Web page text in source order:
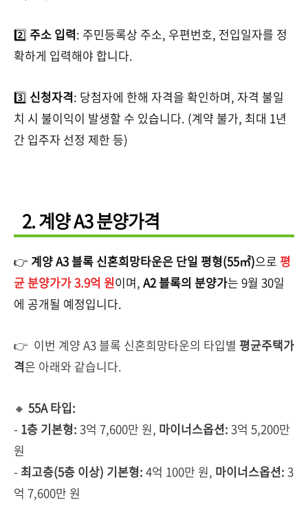
2️⃣ 주소 입력: 주민등록상 주소, 우편번호, 전입일자를 정
확하게 입력해야 합니다.
3️⃣ 신청자격: 당첨자에 한해 자격을 확인하며, 자격 불일
치 시 불이익이 발생할 수 있습니다. (계약 불가, 최대 1년
간 입주자 선정 제한 등)
2. 계양 A3 분양가격
👉 계양 A3 블록 신혼희망타운은 단일 평형(55㎡)으로 평
균 분양가가 3.9억 원이며, A2 블록의 분양가는 9월 30일
에 공개될 예정입니다.
👉 이번 계양 A3 블록 신혼희망타운의 타입별 평균주택가
격은 아래와 같습니다.
🔸 55A 타입:
- 1층 기본형: 3억 7,600만 원, 마이너스옵션: 3억 5,200만
원
- 최고층(5층 이상) 기본형: 4억 100만 원, 마이너스옵션: 3
억 7,600만 원